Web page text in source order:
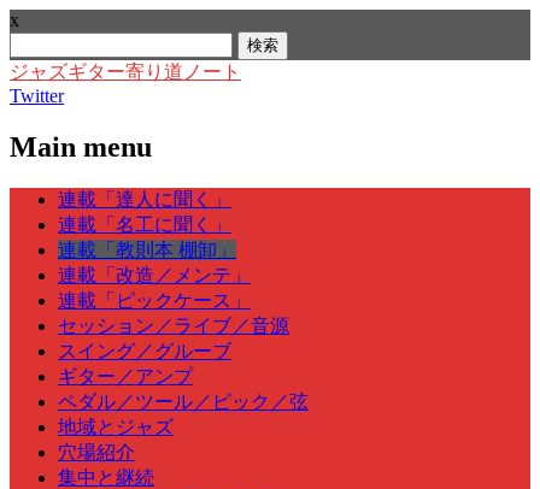
x
索:
ジャズギター寄り道ノート
Twitter
Main menu
Skip
content
連載「達人に聞く」
連載「名工に聞く」
連載「教則本 棚卸」
連載「改造／メンテ」
連載「ピックケース」
セッション／ライブ／音源
スイング／グルーブ
ギター／アンプ
ペダル／ツール／ピック／弦
地域とジャズ
穴場紹介
集中と継続